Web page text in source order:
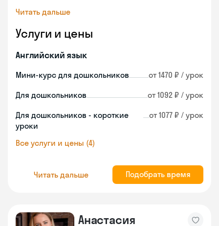
Читать дальше
Услуги и цены
Английский язык
Мини-курс для дошкольников от 1470 ₽ / урок
Для дошкольников от 1092 ₽ / урок
Для дошкольников - короткие
уроки
от 1077 ₽ / урок
Все услуги и цены (4)
Читать дальше Подобрать время
Анастасия